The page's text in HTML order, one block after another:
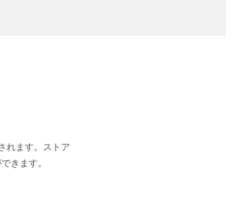
れます。ストア
きます。